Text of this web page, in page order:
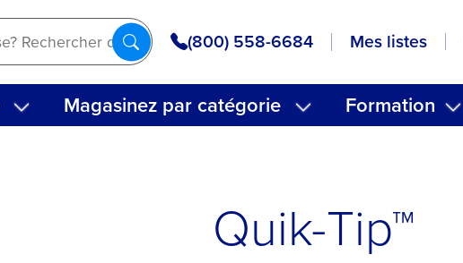
(800) 558-6684 Mes listes
Magasinez par catégorie Formation
Quik-Tip™